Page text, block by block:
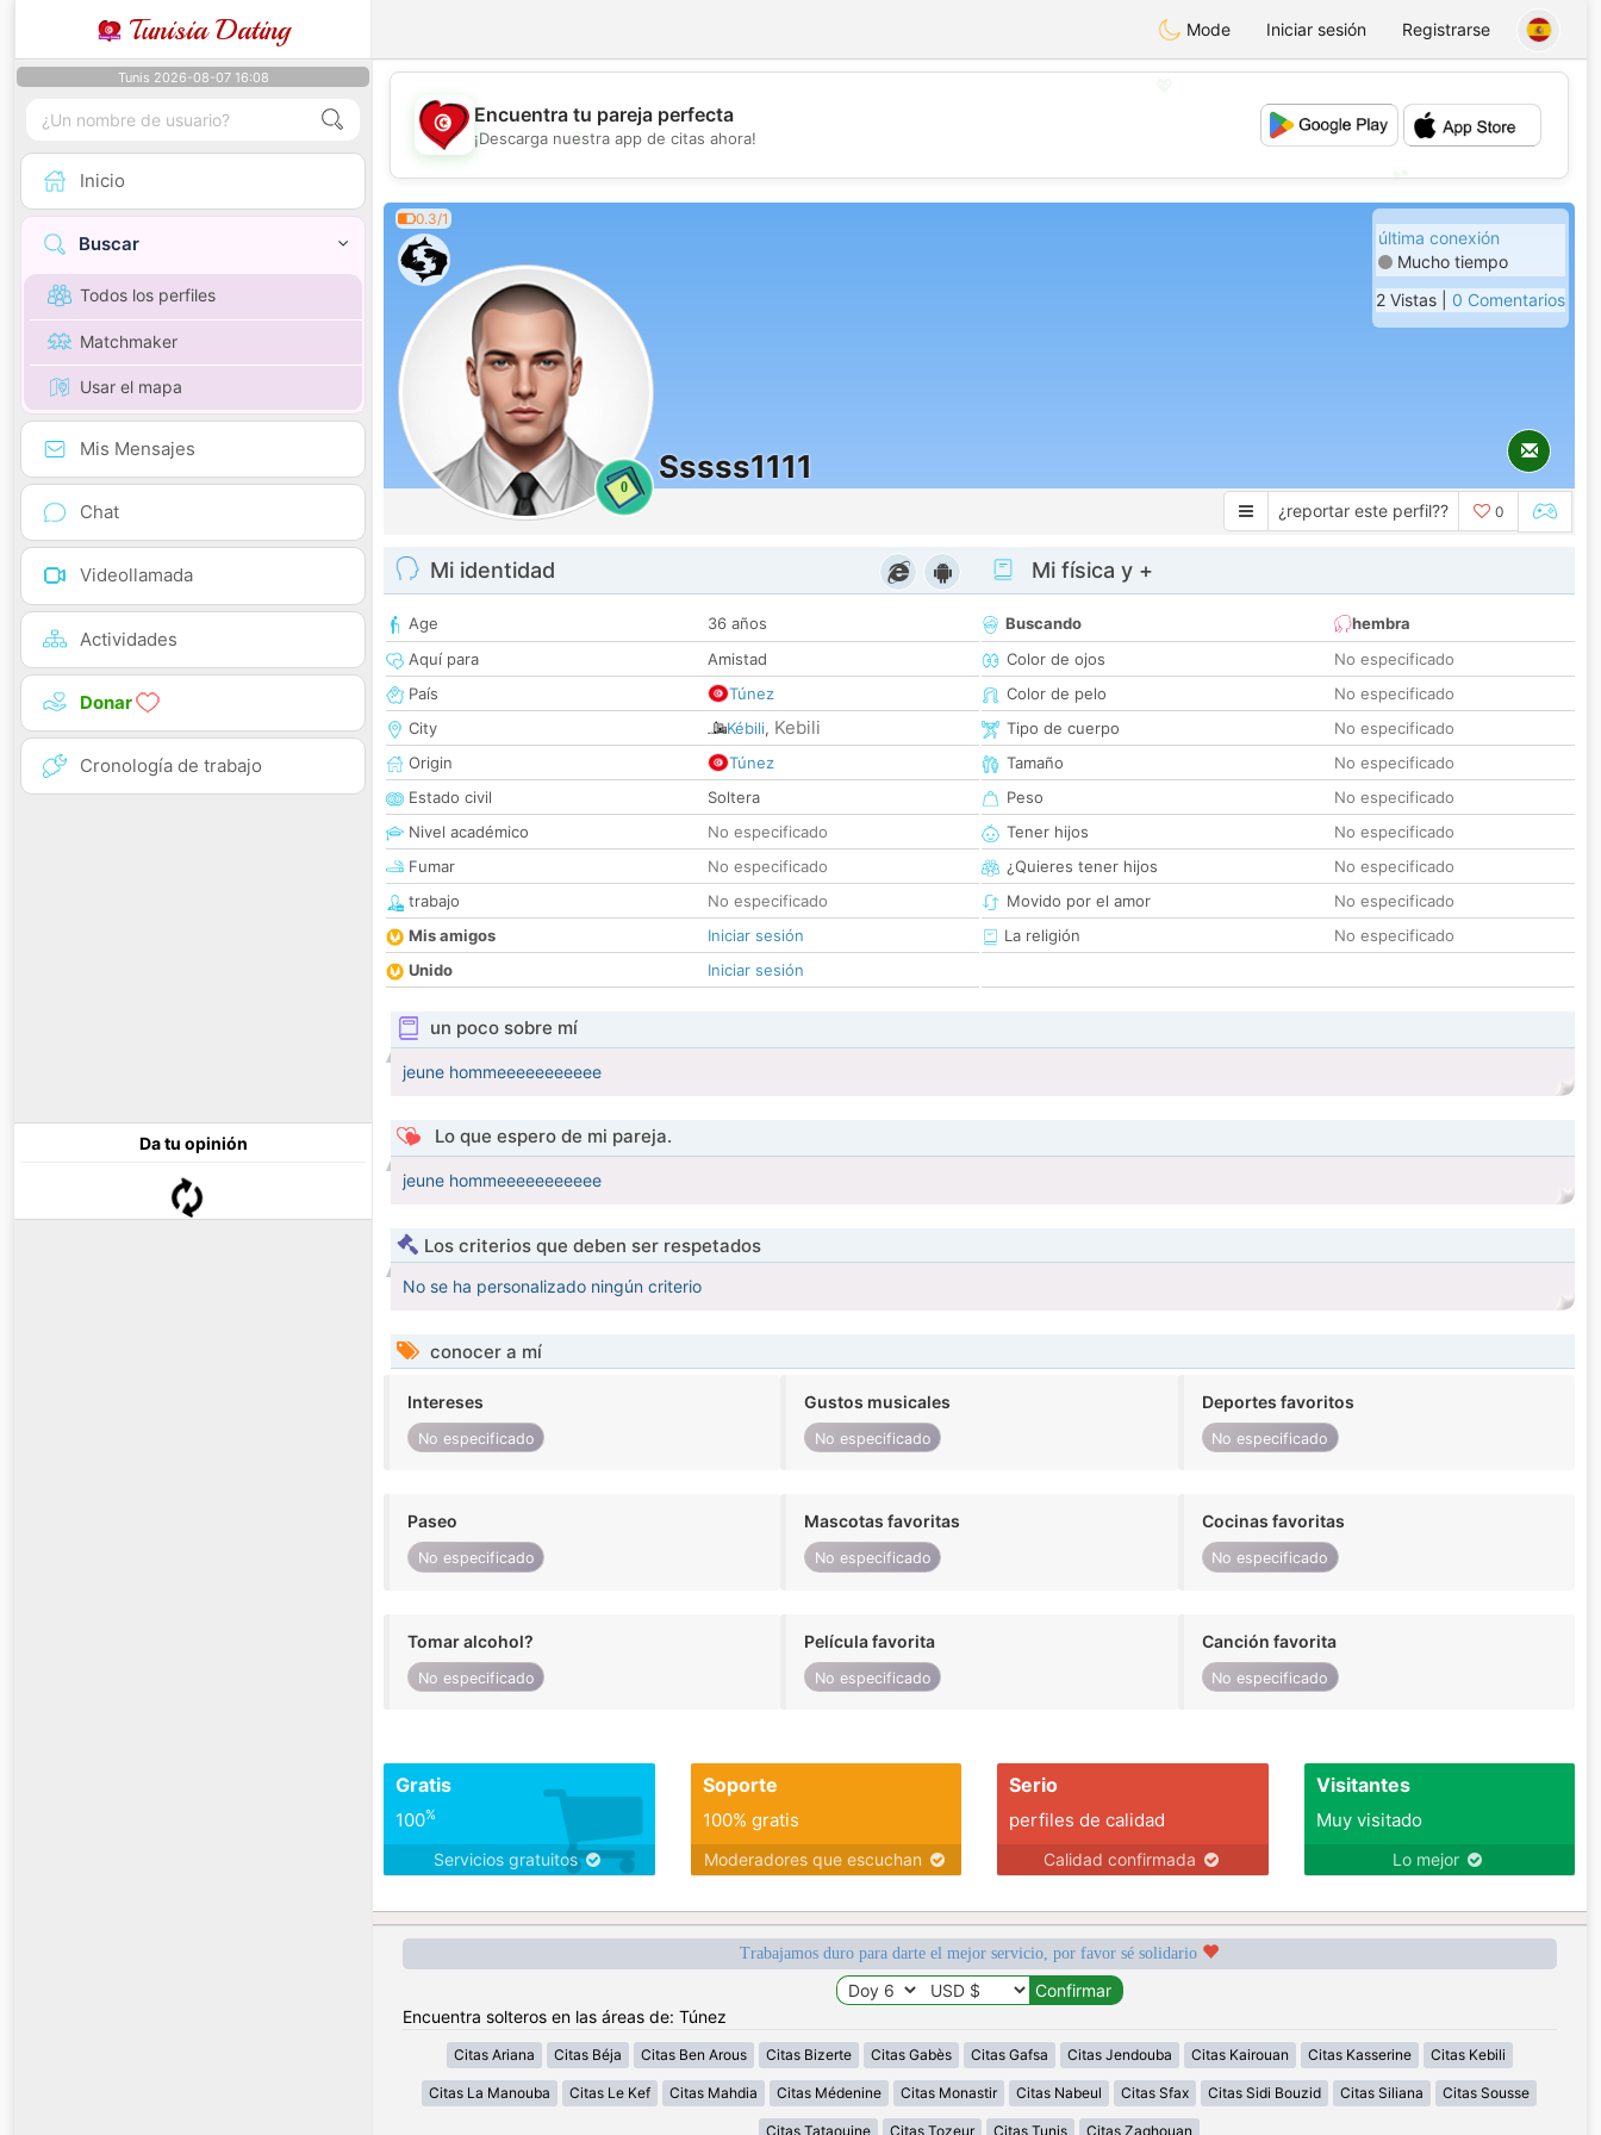
Tunisia Dating Mode Iniciar sesión Registrarse
Tunis 2026-08-07 16:08
Inicio
Buscar
Todos los perfiles
Matchmaker
Usar el mapa
Mis Mensajes
Chat
Videollamada
Actividades
Donar
Cronología de trabajo
Da tu opinión
💕
Encuentra tu pareja perfecta
¡Descarga nuestra app de citas ahora!
0.3/1
0
Sssss1111
última conexión
Mucho tiempo
2 Vistas | 0 Comentarios
¿reportar este perfil?? 0
Mi identidad
Age
36 años
Aquí para
Amistad
País
Túnez
City
Kébili, Kebili
Origin
Túnez
Estado civil
Soltera
Nivel académico
No especificado
Fumar
No especificado
trabajo
No especificado
Mis amigos
Iniciar sesión
Unido
Iniciar sesión
Mi física y +
Buscando
hembra
Color de ojos
No especificado
Color de pelo
No especificado
Tipo de cuerpo
No especificado
Tamaño
No especificado
Peso
No especificado
Tener hijos
No especificado
¿Quieres tener hijos
No especificado
Movido por el amor
No especificado
La religión
No especificado
un poco sobre mí
jeune hommeeeeeeeeeee
Lo que espero de mi pareja.
jeune hommeeeeeeeeeee
Los criterios que deben ser respetados
No se ha personalizado ningún criterio
conocer a mí
Intereses
No especificado
Gustos musicales
No especificado
Deportes favoritos
No especificado
Paseo
No especificado
Mascotas favoritas
No especificado
Cocinas favoritas
No especificado
Tomar alcohol?
No especificado
Película favorita
No especificado
Canción favorita
No especificado
Gratis
100%
Servicios gratuitos
Soporte
100% gratis
Moderadores que escuchan
Serio
perfiles de calidad
Calidad confirmada
Visitantes
Muy visitado
Lo mejor
Trabajamos duro para darte el mejor servicio, por favor sé solidario
Encuentra solteros en las áreas de: Túnez
Citas Ariana Citas Béja Citas Ben Arous Citas Bizerte Citas Gabès Citas Gafsa Citas Jendouba Citas Kairouan Citas Kasserine Citas Kebili
Citas La Manouba Citas Le Kef Citas Mahdia Citas Médenine Citas Monastir Citas Nabeul Citas Sfax Citas Sidi Bouzid Citas Siliana Citas Sousse
Citas Tataouine Citas Tozeur Citas Tunis Citas Zaghouan